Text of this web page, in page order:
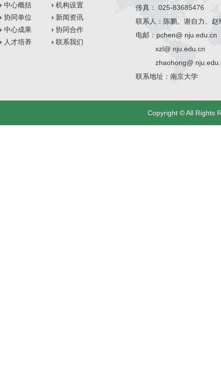
道耦合以及拓扑能带等方面具有可调性，
已成为国际上物态调
向的单晶衬底上，且厚度精准控制在
单胞层时（通常不大于4个单胞层，
纳米），会首先出现金属-Mott绝
中心概括
机构设置
协同单位
新闻资讯
中心成果
协同合作
人才培养
联系我们
传真： 025-83685476
联系人：陈鹏、谢自力、赵
电邮：pchen@ nju.edu.cn
xzl@ nju.edu.cn
zhaohong@
联系地址：南京大学
Copyright © All Rights